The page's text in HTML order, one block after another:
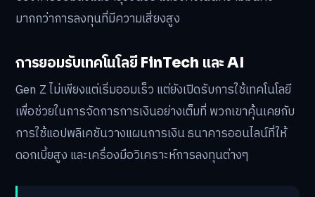
มากกว่าการลงทุนที่มีความเสี่ยงสูง
การยอมรับเทคโนโลยี FinTech และ AI
Gen Z ไม่เพียงแต่เริ่มออมเร็ว แต่ยังเปิดรับการใช้เทคโนโลยี
เพื่อช่วยในการจัดการการเงินอย่างเต็มที่ พวกเขาคุ้นเคยกับ
การใช้แอปพลิเคชันวางแผนการเงิน ธนาคารออนไลน์ที่ให้
ดอกเบี้ยสูง และเครื่องมือวิเคราะห์การลงทุนต่างๆ